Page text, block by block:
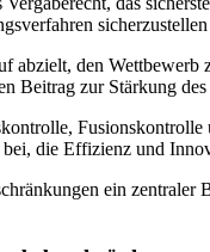
abzielt, den
Beitrag zur Stärkung
die Effizienz und
ein